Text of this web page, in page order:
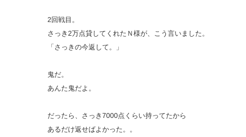
2回戦目。
さっき2万点貸してくれたＮ様が、こう言いました。
「さっきの今返して。」
鬼だ。
あんた鬼だよ。
だったら、さっき7000点くらい持ってたから
あるだけ返せばよかった。。